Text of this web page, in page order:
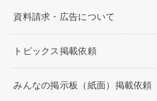
資料請求・広告について
トピックス掲載依頼
みんなの掲示板（紙面）掲載依頼